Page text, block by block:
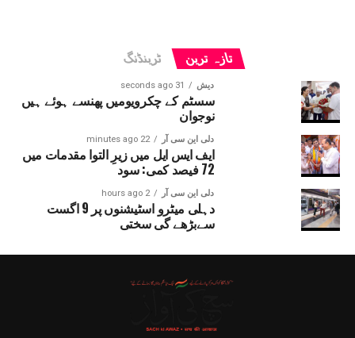
تازہ ترین ٹرینڈنگ
دیش 31 seconds ago
سسٹم کے چکرویومیں پھنسے ہوئے ہیں
نوجوان
دلی این سی آر 22 minutes ago
ایف ایس ایل میں زیرِ التوا مقدمات میں
72 فیصد کمی: سود
دلی این سی آر 2 hours ago
دہلی میٹرو اسٹیشنوں پر 9 اگست
سےبڑھے گی سختی